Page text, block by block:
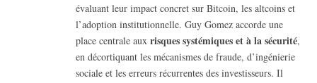
évaluant leur impact concret sur Bitcoin, les altcoins et
l’adoption institutionnelle. Guy Gomez accorde une
place centrale aux risques systémiques et à la sécurité,
en décortiquant les mécanismes de fraude, d’ingénierie
sociale et les erreurs récurrentes des investisseurs. Il